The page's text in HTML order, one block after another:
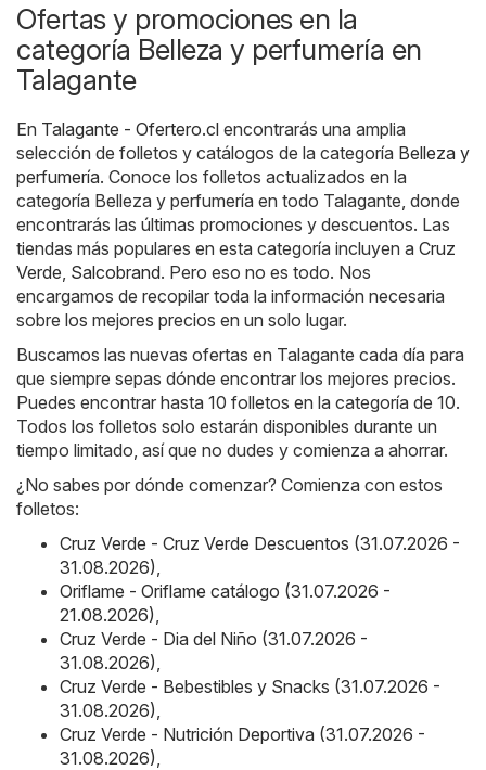
Ofertas y promociones en la
categoría Belleza y perfumería en
Talagante
En Talagante - Ofertero.cl encontrarás una amplia
selección de folletos y catálogos de la categoría Belleza y
perfumería. Conoce los folletos actualizados en la
categoría Belleza y perfumería en todo Talagante, donde
encontrarás las últimas promociones y descuentos. Las
tiendas más populares en esta categoría incluyen a Cruz
Verde Salcobrand. Pero eso no es todo. Nos
encargamos de recopilar toda la información necesaria
sobre los mejores precios en un solo lugar.
Buscamos las nuevas ofertas en Talagante cada día para
que siempre sepas dónde encontrar los mejores precios.
Puedes encontrar hasta 10 folletos en la categoría de 10.
Todos los folletos solo estarán disponibles durante un
tiempo limitado, así que no dudes y comienza a ahorrar.
¿No sabes por dónde comenzar? Comienza con estos
folletos:
Cruz Verde - Cruz Verde Descuentos (31.07.2026 -
31.08.2026)
Oriflame - Oriflame catálogo (31.07.2026 -
21.08.2026)
Cruz Verde - Dia del Niño (31.07.2026 -
31.08.2026)
Cruz Verde - Bebestibles y Snacks (31.07.2026 -
31.08.2026)
Cruz Verde - Nutrición Deportiva (31.07.2026 -
31.08.2026)